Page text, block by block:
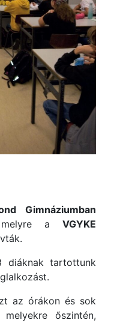
Gimnáziumban
melyre a VGYKE
diáknak tartottunk
az órákon és sok
őszintén,